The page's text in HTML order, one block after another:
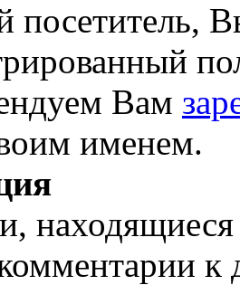
посетитель,
Вам
именем.